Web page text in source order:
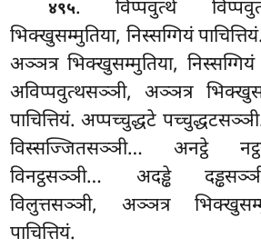
४९५. विप्पवुत्थे
भिक्खुसम्मुतिया, निस्सग्गियं
अञ्ञत्र भिक्खुसम्मुतिया, निस्सग्गियं
अविप्पवुत्थसञ्ञी, अञ्ञत्र
पाचित्तियं. अप्पच्चुद्धटे
विस्सज्जितसञ्ञी… अनट्ठे
विनट्ठसञ्ञी… अदड्ढे
विलुत्तसञ्ञी, अञ्ञत्र
पाचित्तियं.